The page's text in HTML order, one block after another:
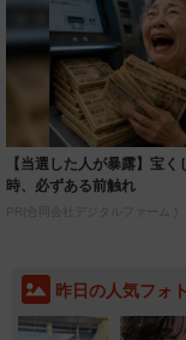
【当選した人が暴露】宝く
時、必ずある前触れ
PR(合同会社デジタルファーム )
昨日の人気フォ